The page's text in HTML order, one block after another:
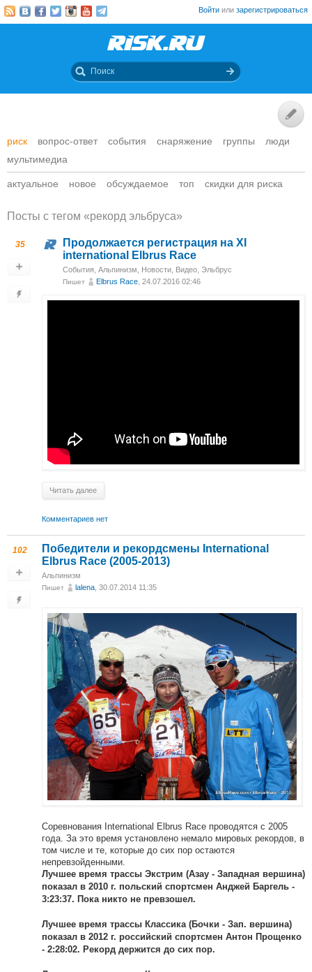
Войти или зарегистрироваться
риск вопрос-ответ события снаряжение группы
люди
мультимедиа
актуальное новое обсуждаемое топ скидки для риска
Посты c тегом «рекорд эльбруса»
35
Продолжается регистрация на XI
international Elbrus Race
События Альпинизм Новости Видео Эльбрус
Пишет Elbrus Race , 24.07.2016 02:46
Читать далее
Комментариев нет
102
Победители и рекордсмены International
Elbrus Race (2005-2013)
Альпинизм
Пишет lalena , 30.07.2014 11:35
Соревнования International Elbrus Race проводятся c 2005
года. За это время установлено немало мировых рекордов, в
том числе и те, которые до сих пор остаются
непревзойденными.
Лучшее время трассы Экстрим (Азау - Западная вершина)
показал в 2010 г. польский спортсмен Анджей Баргель -
3:23:37. Пока никто не превзошел.
Лучшее время трассы Классика (Бочки - Зап. вершина)
показал в 2012 г. российский спортсмен Антон Прощенко
- 2:28:02. Рекорд держится до сих пор.